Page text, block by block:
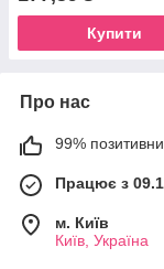
Купити
Про нас
99%
Працює з
м. Київ
Київ, Україна